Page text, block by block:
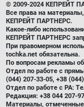
© 2009-2024 КЕПРЕЙТ
Все права на
КЕПРЕЙТ ПАРТНЕРС.
Какое-либо
КЕПРЕЙТ ПАРТНЕРС
При правомерном
tochka.net обязательна.
По вопросам рекламы
Отдел по работе с
(044) 207-33-05, +38
Отдел по работе с РА:
Редакция: +38 044 207-
Материалы,